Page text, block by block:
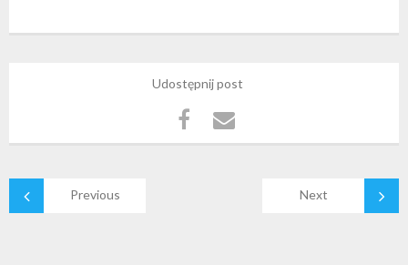
Udostępnij post
Previous Next